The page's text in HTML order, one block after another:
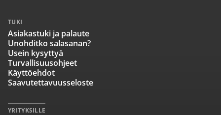
TUKI
Asiakastuki ja palaute
Unohditko salasanan?
Usein kysyttyä
Turvallisuusohjeet
Käyttöehdot
Saavutettavuusseloste
YRITYKSILLE